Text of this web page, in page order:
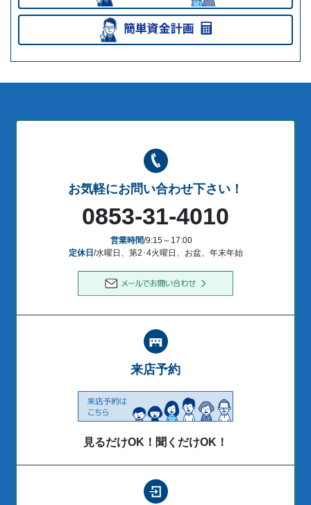
お気軽にお問い合わせ下さい！
0853-31-4010
営業時間/9:15～17:00
定休日/水曜日、第2･4火曜日、お盆、年末年始
来店予約
見るだけOK！聞くだけOK！